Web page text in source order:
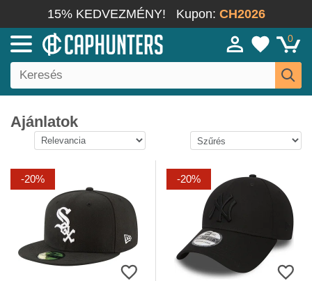
15% KEDVEZMÉNY! Kupon: CH2026
0
Ajánlatok
-20% -20%